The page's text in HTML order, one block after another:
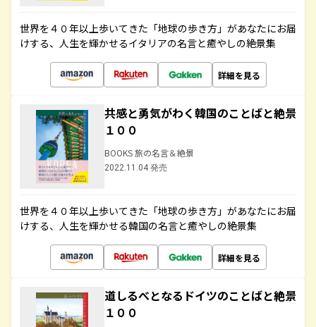
世界を４０年以上歩いてきた「地球の歩き方」があなたにお届
けする、人生を輝かせるイタリアの名言と癒やしの絶景集
詳細を見る
共感と勇気がわく韓国のことばと絶景
１００
BOOKS 旅の名言＆絶景
2022.11.04 発売
世界を４０年以上歩いてきた「地球の歩き方」があなたにお届
けする、人生を輝かせる韓国の名言と癒やしの絶景集
詳細を見る
道しるべとなるドイツのことばと絶景
１００